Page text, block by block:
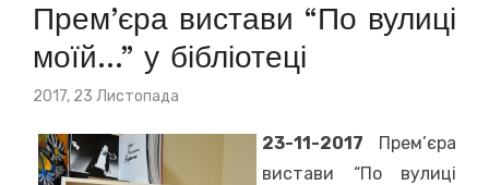
Прем’єра вистави “По вулиці
моїй…” у бібліотеці
Posted
2017, 23 Листопада
23-11-2017
Прем’єра
вистави “По вулиці